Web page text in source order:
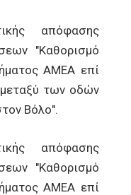
απόφασης
"Καθορισμό
ΑΜΕΑ επί
των οδών
Βόλο".
απόφασης
"Καθορισμό
ΑΜΕΑ επί